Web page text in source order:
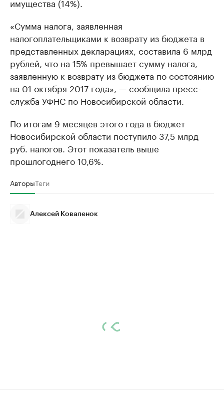
имущества (14%).
«Сумма налога, заявленная
налогоплательщиками к возврату из бюджета в
представленных декларациях, составила 6 млрд
рублей, что на 15% превышает сумму налога,
заявленную к возврату из бюджета по состоянию
на 01 октября 2017 года», — сообщила пресс-
служба УФНС по Новосибирской области.
По итогам 9 месяцев этого года в бюджет
Новосибирской области поступило 37,5 млрд
руб. налогов. Этот показатель выше
прошлогоднего 10,6%.
АвторыТеги
Алексей Коваленок